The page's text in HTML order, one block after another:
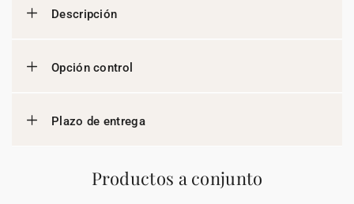
Descripción
Opción control
Plazo de entrega
Productos a conjunto